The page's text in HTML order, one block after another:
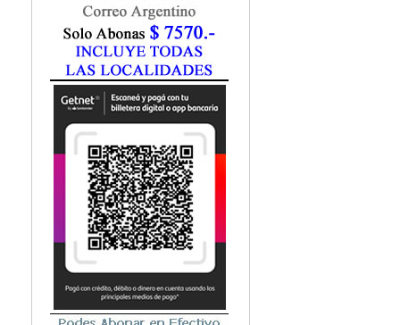
Geriatría
Ginecología / Obstetricia
Hematología
Histología
Homeopatía
Infectología
Inmunología
Instrumentación Quirurgica
Medicina del Deporte / Rehabilitación
Medicina Emergencias / Urgencias
Medicina Forense / Legal
Medicina General
Medicina Interna
Microbiología